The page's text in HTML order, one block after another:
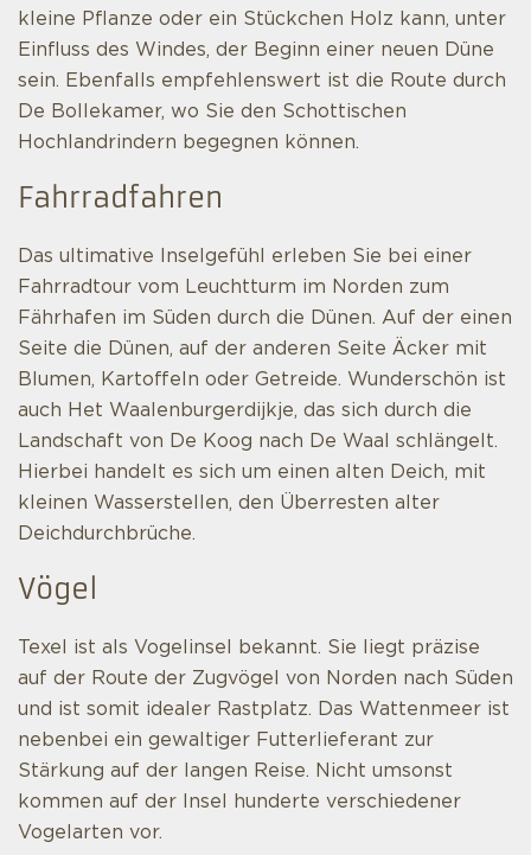
kleine Pflanze oder ein Stückchen Holz kann, unter
Einfluss des Windes, der Beginn einer neuen Düne
sein. Ebenfalls empfehlenswert ist die Route durch
De Bollekamer, wo Sie den Schottischen
Hochlandrindern begegnen können.
Fahrradfahren
Das ultimative Inselgefühl erleben Sie bei einer
Fahrradtour vom Leuchtturm im Norden zum
Fährhafen im Süden durch die Dünen. Auf der einen
Seite die Dünen, auf der anderen Seite Äcker mit
Blumen, Kartoffeln oder Getreide. Wunderschön ist
auch Het Waalenburgerdijkje, das sich durch die
Landschaft von De Koog nach De Waal schlängelt.
Hierbei handelt es sich um einen alten Deich, mit
kleinen Wasserstellen, den Überresten alter
Deichdurchbrüche.
Vögel
Texel ist als Vogelinsel bekannt. Sie liegt präzise
auf der Route der Zugvögel von Norden nach Süden
und ist somit idealer Rastplatz. Das Wattenmeer ist
nebenbei ein gewaltiger Futterlieferant zur
Stärkung auf der langen Reise. Nicht umsonst
kommen auf der Insel hunderte verschiedener
Vogelarten vor.